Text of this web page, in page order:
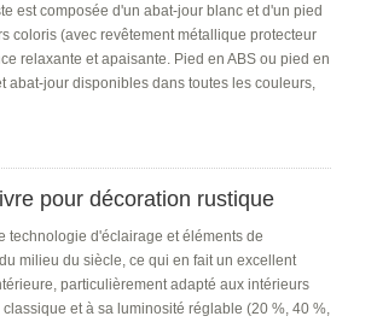
est composée d'un abat-jour blanc et d'un pied
coloris (avec revêtement métallique protecteur
relaxante et apaisante. Pied en ABS ou pied en
abat-jour disponibles dans toutes les couleurs,
pour décoration rustique
technologie d'éclairage et éléments de
milieu du siècle, ce qui en fait un excellent
particulièrement adapté aux intérieurs
et à sa luminosité réglable (20 %, 40 %,